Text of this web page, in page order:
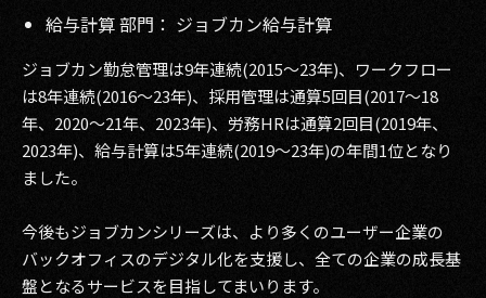
2009
給与計算 部門： ジョブカン給与計算
ジョブカン勤怠管理は9年連続(2015～23年)、ワークフロー
は8年連続(2016～23年)、採用管理は通算5回目(2017～18
年、2020～21年、2023年)、労務HRは通算2回目(2019年、
2023年)、給与計算は5年連続(2019～23年)の年間1位となり
ました。
今後もジョブカンシリーズは、より多くのユーザー企業の
バックオフィスのデジタル化を支援し、全ての企業の成長基
盤となるサービスを目指してまいります。